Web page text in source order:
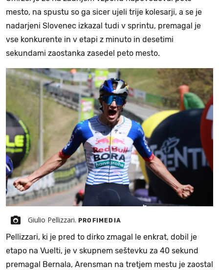
mesto, na spustu so ga sicer ujeli trije kolesarji, a se je
nadarjeni Slovenec izkazal tudi v sprintu, premagal je
vse konkurente in v etapi z minuto in desetimi
sekundami zaostanka zasedel peto mesto.
Giulio Pellizzari. PROFIMEDIA
Pellizzari, ki je pred to dirko zmagal le enkrat, dobil je
etapo na Vuelti, je v skupnem seštevku za 40 sekund
premagal Bernala, Arensman na tretjem mestu je zaostal